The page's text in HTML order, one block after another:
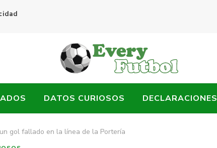
DATOS CURIOSOS DECLARACIONES
gol fallado en la línea de la Portería